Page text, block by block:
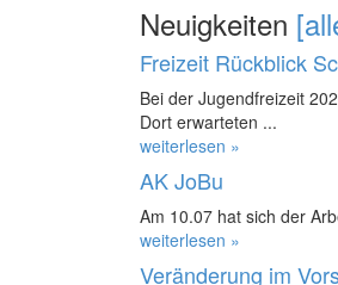
Neuigkeiten
Freizeit Rückblick
Bei der Jugendfreizeit
Dort erwarteten ...
weiterlesen »
AK JoBu
Am 10.07 hat sich der
weiterlesen »
Veränderung im